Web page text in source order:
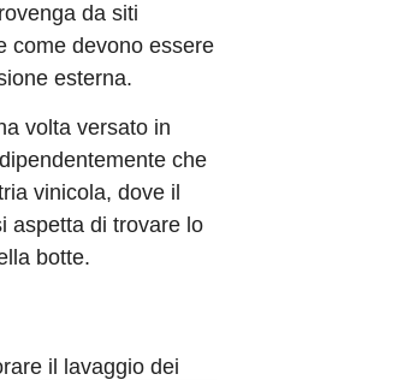
da siti
come devono essere
esterna.
volta versato in
che
vinicola, dove il
aspetta di trovare lo
botte.
il lavaggio dei